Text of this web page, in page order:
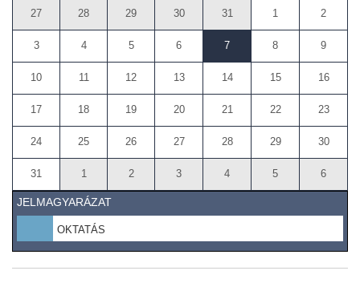
27 28 29 30 31 1 2
3 4 5 6 7 8 9
10 11 12 13 14 15 16
17 18 19 20 21 22 23
24 25 26 27 28 29 30
31 1 2 3 4 5 6
JELMAGYARÁZAT
OKTATÁS